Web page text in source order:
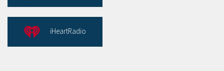
iHeartRadio